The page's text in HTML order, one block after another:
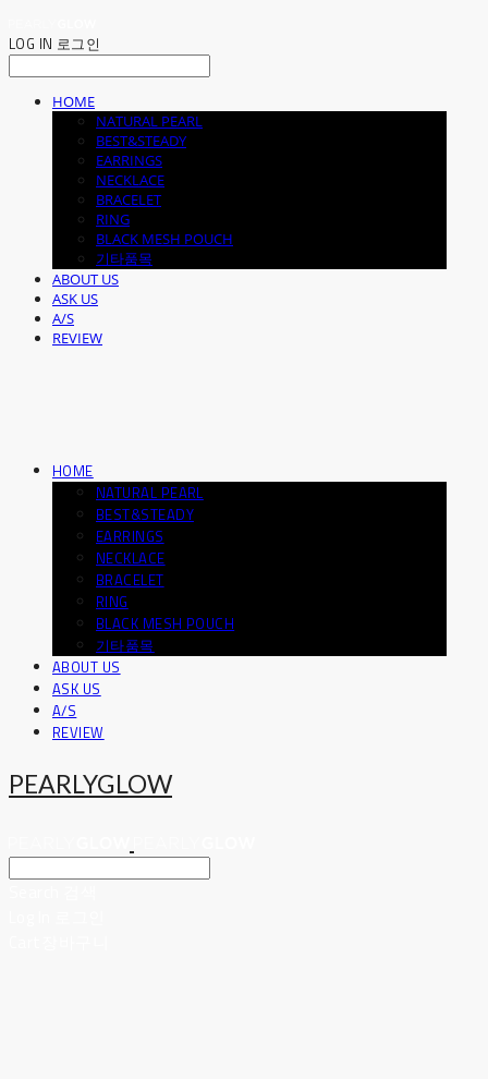
LOG IN 로그인
HOME
NATURAL PEARL
BEST&STEADY
EARRINGS
NECKLACE
BRACELET
RING
BLACK MESH POUCH
기타품목
ABOUT US
ASK US
A/S
REVIEW
HOME
NATURAL PEARL
BEST&STEADY
EARRINGS
NECKLACE
BRACELET
RING
BLACK MESH POUCH
기타품목
ABOUT US
ASK US
A/S
REVIEW
PEARLYGLOW